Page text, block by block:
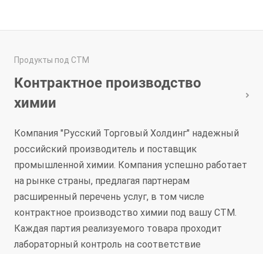
Продукты под СТМ
Контрактное производство
химии
Компания "Русский Торговый Холдинг" надежный
российский производитель и поставщик
промышленной химии. Компания успешно работает
на рынке страны, предлагая партнерам
расширенный перечень услуг, в том числе
контрактное производство химии под вашу СТМ.
Каждая партия реализуемого товара проходит
лабораторный контроль на соответствие